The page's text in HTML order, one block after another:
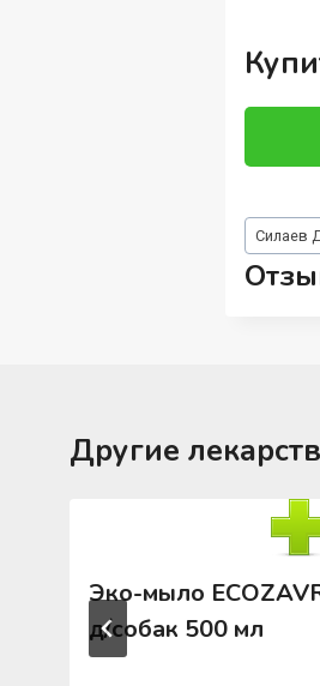
Метки
записи:
Силаев
Другие
Эко-мыло
д/собак 500 мл